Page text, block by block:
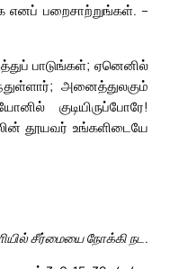
எனப் பறைசாற்றுங்கள். –
பாடுங்கள்; ஏனெனில்
அனைத்துலகும்
குடியிருப்போரே!
தூயவர் உங்களிடையே
சீர்மையை நோக்கி நட.